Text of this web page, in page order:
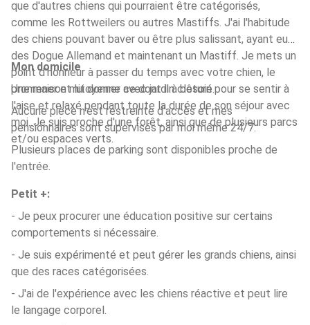
que d'autres chiens qui pourraient être catégorisés,
comme les Rottweilers ou autres Mastiffs. J'ai l'habitude
des chiens pouvant baver ou être plus salissant, ayant eu
des Dogue Allemand et maintenant un Mastiff. Je mets un
point d'honneur à passer du temps avec votre chien, le
promener et lui donner ce dont il à besoin pour se sentir à
l'aise et relaxé pendant toute la durée de son séjour avec
moi. Je suis proche d'une forêt, ainsi que de plusieurs parcs
et/ou espaces verts.
Mon domicile
Une maison mitoyenne avec jardin clôturé.
Aucune pièce n'est restreinte d'accès et mes
pensionnaires sont supervisés par moi même 24/7.
Plusieurs places de parking sont disponibles proche de
l'entrée.
Petit +:
- Je peux procurer une éducation positive sur certains
comportements si nécessaire.
- Je suis expérimenté et peut gérer les grands chiens, ainsi
que des races catégorisées.
- J'ai de l'expérience avec les chiens réactive et peut lire
le langage corporel.